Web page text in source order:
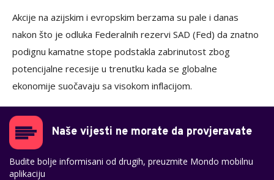
Akcije na azijskim i evropskim berzama su pale i danas
nakon što je odluka Federalnih rezervi SAD (Fed) da znatno
podignu kamatne stope podstakla zabrinutost zbog
potencijalne recesije u trenutku kada se globalne
ekonomije suočavaju sa visokom inflacijom.
Naše vijesti ne morate da provjeravate
Budite bolje informisani od drugih, preuzmite Mondo mobilnu
aplikaciju